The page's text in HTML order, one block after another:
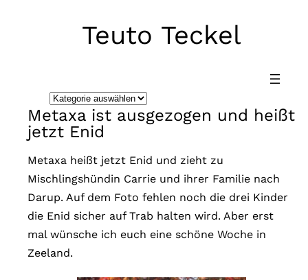
Teuto Teckel
K
a
t
g
e
Metaxa ist ausgezogen und heißt
jetzt Enid
Metaxa heißt jetzt Enid und zieht zu
Mischlingshündin Carrie und ihrer Familie nach
Darup. Auf dem Foto fehlen noch die drei Kinder
die Enid sicher auf Trab halten wird. Aber erst
mal wünsche ich euch eine schöne Woche in
Zeeland.